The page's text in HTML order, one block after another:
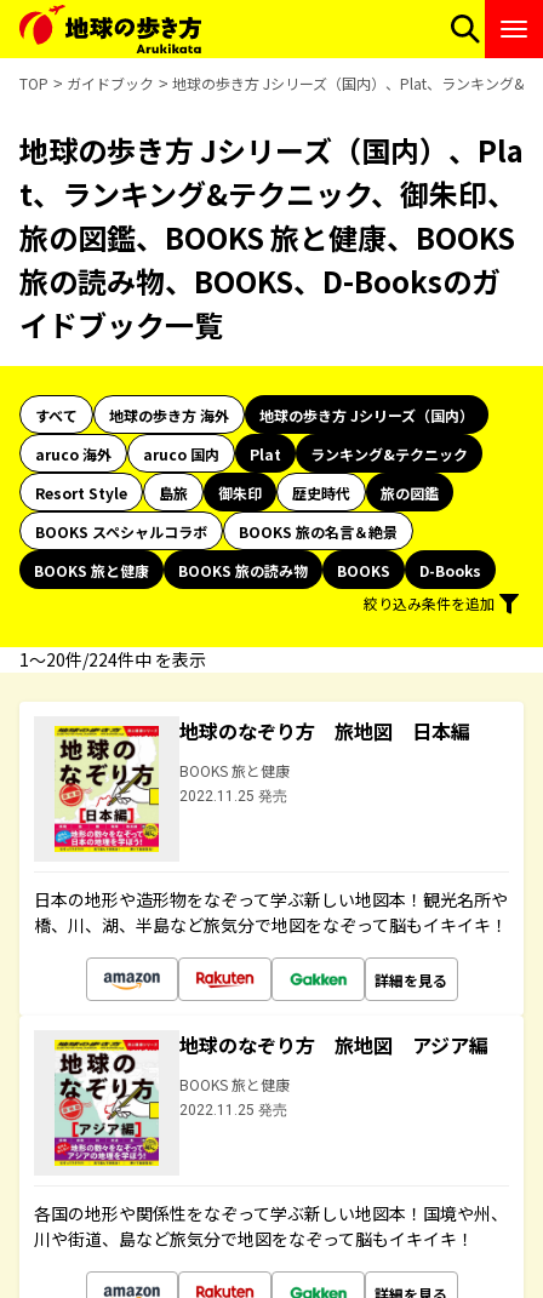
TOP ガイドブック 地球の歩き方 Jシリーズ（国内）、Plat、ランキング&
地球の歩き方 Jシリーズ（国内）、Pla
t、ランキング&テクニック、御朱印、
旅の図鑑、BOOKS 旅と健康、BOOKS
旅の読み物、BOOKS、D-Booksのガ
イドブック一覧
すべて 地球の歩き方 海外
地球の歩き方 Jシリーズ（国内）
aruco 海外
aruco 国内 Plat
ランキング&テクニック
Resort Style
島旅 御朱印 歴史時代
旅の図鑑
BOOKS スペシャルコラボ
BOOKS 旅の名言＆絶景
BOOKS 旅と健康
BOOKS 旅の読み物 BOOKS
D-Books
絞り込み条件を追加
1〜20件/224件中 を表示
地球のなぞり方 旅地図 日本編
BOOKS 旅と健康
2022.11.25 発売
日本の地形や造形物をなぞって学ぶ新しい地図本！観光名所や
橋、川、湖、半島など旅気分で地図をなぞって脳もイキイキ！
詳細を見る
地球のなぞり方 旅地図 アジア編
BOOKS 旅と健康
2022.11.25 発売
各国の地形や関係性をなぞって学ぶ新しい地図本！国境や州、
川や街道、島など旅気分で地図をなぞって脳もイキイキ！
詳細を見る